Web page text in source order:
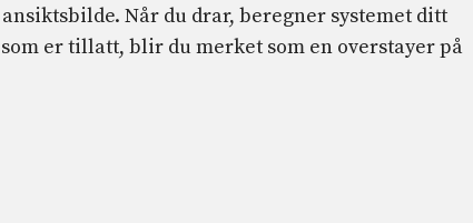
Når du drar, beregner systemet ditt
er tillatt, blir du merket som en overstayer på